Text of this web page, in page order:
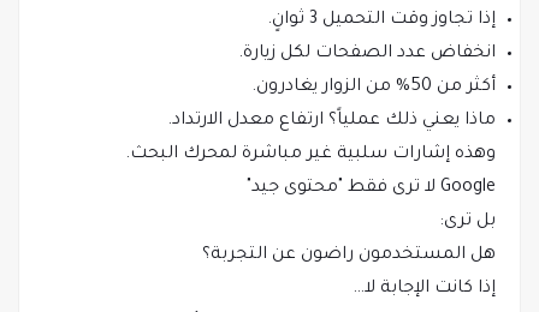
إذا تجاوز وقت التحميل 3 ثوانٍ.
انخفاض عدد الصفحات لكل زيارة.
أكثر من 50% من الزوار يغادرون.
ماذا يعني ذلك عملياً؟ ارتفاع معدل الارتداد.
وهذه إشارات سلبية غير مباشرة لمحرك البحث.
Google لا ترى فقط "محتوى جيد"
بل ترى:
هل المستخدمون راضون عن التجربة؟
إذا كانت الإجابة لا…